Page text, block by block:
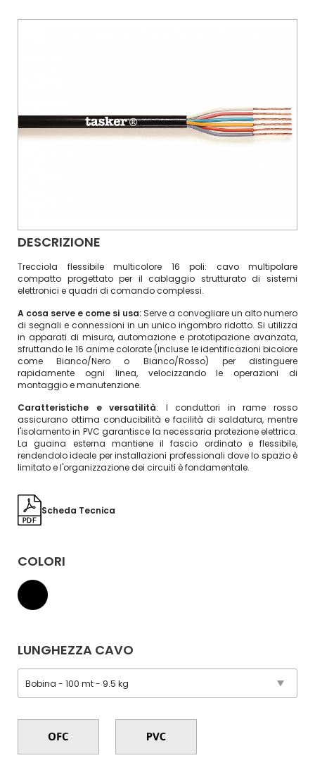
DESCRIZIONE
Trecciola flessibile multicolore 16 poli: cavo multipolare
compatto progettato per il cablaggio strutturato di sistemi
elettronici e quadri di comando complessi.
A cosa serve e come si usa:Serve a convogliare un alto numero
di segnali e connessioni in un unico ingombro ridotto. Si utilizza
in apparati di misura, automazione e prototipazione avanzata,
sfruttando le 16 anime colorate (incluse le identificazioni bicolore
come Bianco/Nero o Bianco/Rosso) per distinguere
rapidamente ogni linea, velocizzando le operazioni di
montaggio e manutenzione.
Caratteristiche e versatilità: I conduttori in rame rosso
assicurano ottima conducibilità e facilità di saldatura, mentre
l'isolamento in PVC garantisce la necessaria protezione elettrica.
La guaina esterna mantiene il fascio ordinato e flessibile,
rendendolo ideale per installazioni professionali dove lo spazio è
limitato e l'organizzazione dei circuiti è fondamentale.
Scheda Tecnica
COLORI
LUNGHEZZA CAVO